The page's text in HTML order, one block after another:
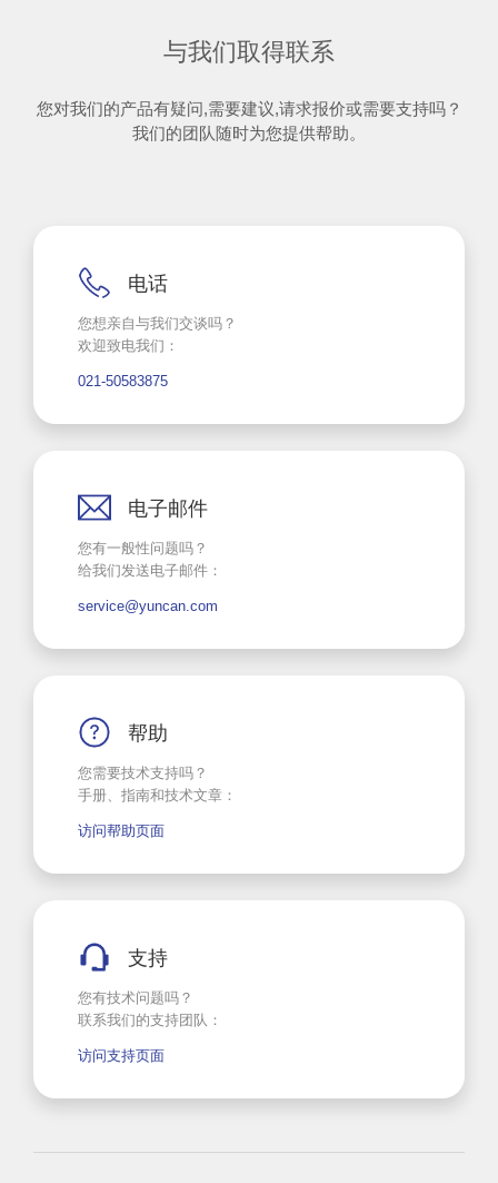
与我们取得联系
您对我们的产品有疑问,需要建议,请求报价或需要支持吗？
我们的团队随时为您提供帮助。
电话
您想亲自与我们交谈吗？
欢迎致电我们：
021-50583875
电子邮件
您有一般性问题吗？
给我们发送电子邮件：
service@yuncan.com
帮助
您需要技术支持吗？
手册、指南和技术文章：
访问帮助页面
支持
您有技术问题吗？
联系我们的支持团队：
访问支持页面